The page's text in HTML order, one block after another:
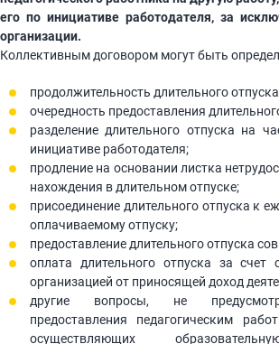
его по инициативе работодателя, за
организации.
Коллективным договором могут быть
продолжительность длительного
очередность предоставления
разделение длительного отпуска на
инициативе работодателя;
продление на основании листка
нахождения в длительном отпуске;
присоединение длительного отпуска к
оплачиваемому отпуску;
предоставление длительного отпуска
оплата длительного отпуска за счет
организацией от приносящей доход
другие вопросы, не
предоставления педагогическим
осуществляющих